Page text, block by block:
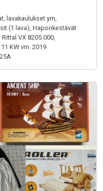
lavakaulukset ym,
(1 lava), Haponkestävät
VX 8205.000,
KW vm. 2019